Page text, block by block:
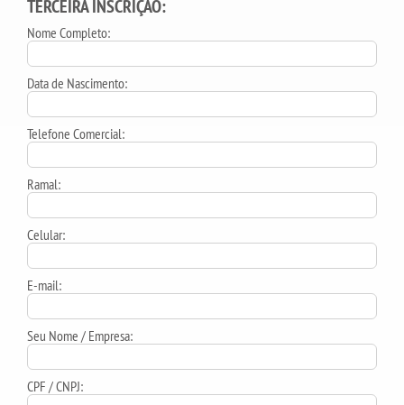
TERCEIRA INSCRIÇÃO:
Nome Completo:
Data de Nascimento:
Telefone Comercial:
Ramal:
Celular:
E-mail:
Seu Nome / Empresa:
CPF / CNPJ: